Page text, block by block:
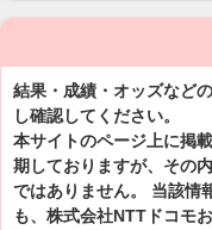
結果・成績・オッズなど
し確認してください。
本サイトのページ上に掲
期しておりますが、その
ではありません。 当該情
も、株式会社NTTドコモ